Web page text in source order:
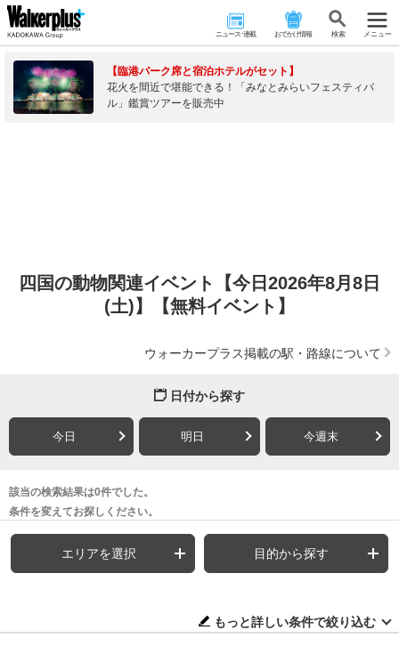
ニュース･連載 おでかけ情報 検 索 メニュー
【臨港パーク席と宿泊ホテルがセット】
花火を間近で堪能できる！「みなとみらいフェスティバ
ル」鑑賞ツアーを販売中
四国の動物関連イベント【今日2026年8月8日
(土)】【無料イベント】
ウォーカープラス掲載の駅・路線について
日付から探す
今日 明日 今週末
該当の検索結果は0件でした。
条件を変えてお探しください。
エリアを選択 目的から探す
もっと詳しい条件で絞り込む